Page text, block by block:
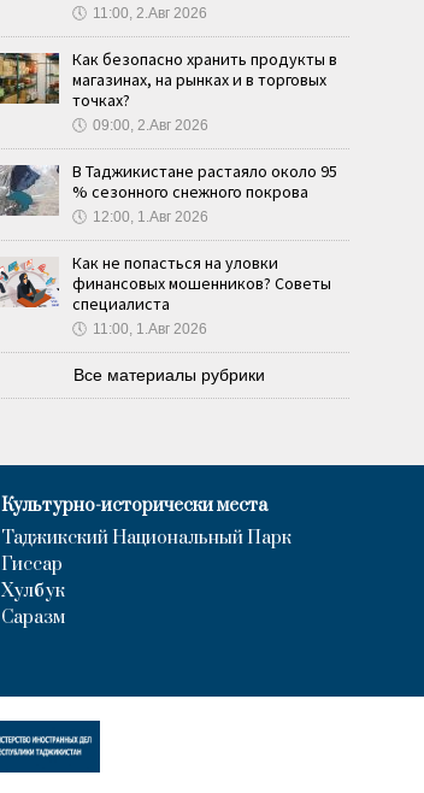
🕔 11:00, 2.Авг 2026
Как безопасно хранить продукты в
магазинах, на рынках и в торговых
точках?
🕔 09:00, 2.Авг 2026
В Таджикистане растаяло около 95
% сезонного снежного покрова
🕔 12:00, 1.Авг 2026
Как не попасться на уловки
финансовых мошенников? Советы
специалиста
🕔 11:00, 1.Авг 2026
Все материалы рубрики
Культурно-исторически места
Таджикский Национальный Парк
Гиссар
Хулбук
Саразм